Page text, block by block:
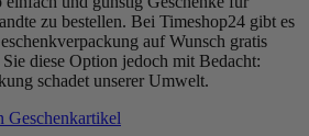
zu bestellen. Bei Timeshop24 gibt es
auf Wunsch gratis
diese Option jedoch mit Bedacht:
schadet unserer Umwelt.
Geschenkartikel